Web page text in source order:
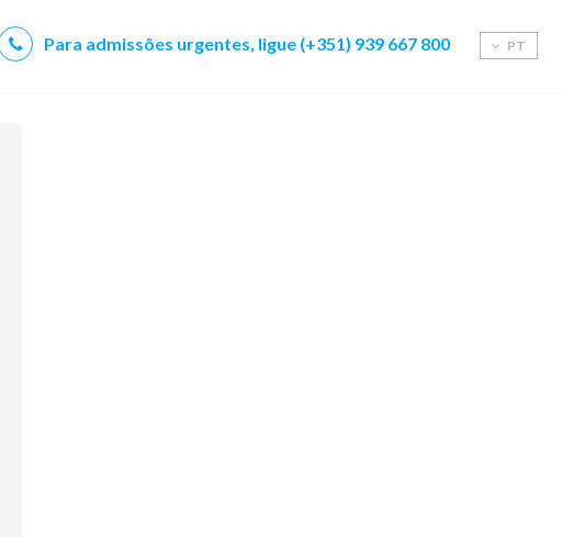
PT
Para admissões urgentes, ligue (+351) 939 667 800